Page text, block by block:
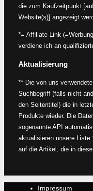
die zum Kaufzeitpunkt
Website(s)] angezeigt
*= Affiliate-Link
verdiene ich an
Aktualisierung
** Die von uns
Suchbegriff (falls nicht
den Seitentitel) die in
Produkte wieder. Die
sogenannte API
aktualisieren unsere
auf die Artikel, die in
Impressum